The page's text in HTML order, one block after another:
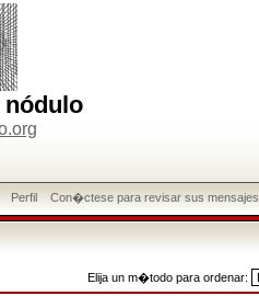
Perfil Con�ctese para revisar sus mensajes
Elija un m�todo para ordenar: